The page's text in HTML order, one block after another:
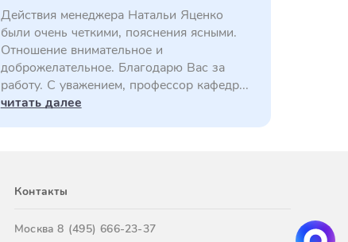
Действия менеджера Натальи Яценко
были очень четкими, пояснения ясными.
Отношение внимательное и
доброжелательное. Благодарю Вас за
работу. С уважением, профессор кафедр...
читать далее
Контакты
Москва8 (495) 666-23-37